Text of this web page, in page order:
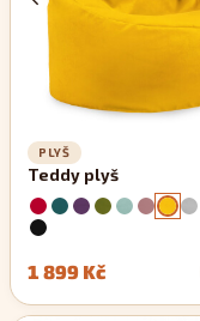
PLYŠ
Teddy plyš
1 899 Kč